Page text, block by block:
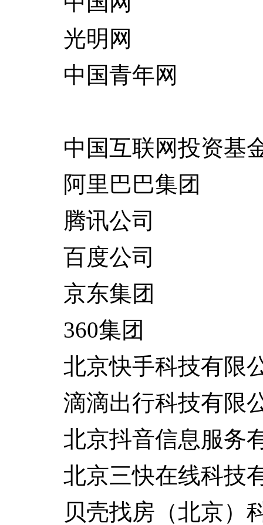
光明网
中国青年网
中国互联网投资基
阿里巴巴集团
腾讯公司
百度公司
京东集团
360集团
北京快手科技有限
滴滴出行科技有限
北京抖音信息服务
北京三快在线科技
贝壳找房（北京）